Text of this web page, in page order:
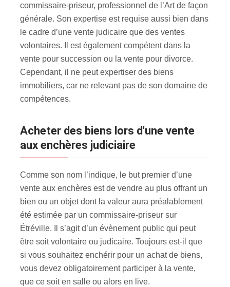
commissaire-priseur, professionnel de l’Art de façon
générale. Son expertise est requise aussi bien dans
le cadre d’une vente judicaire que des ventes
volontaires. Il est également compétent dans la
vente pour succession ou la vente pour divorce.
Cependant, il ne peut expertiser des biens
immobiliers, car ne relevant pas de son domaine de
compétences.
Acheter des biens lors d'une vente
aux enchères judiciaire
Comme son nom l’indique, le but premier d’une
vente aux enchères est de vendre au plus offrant un
bien ou un objet dont la valeur aura préalablement
été estimée par un commissaire-priseur sur
Étréville. Il s’agit d’un évènement public qui peut
être soit volontaire ou judicaire. Toujours est-il que
si vous souhaitez enchérir pour un achat de biens,
vous devez obligatoirement participer à la vente,
que ce soit en salle ou alors en live.